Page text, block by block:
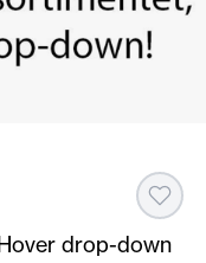
drop-down